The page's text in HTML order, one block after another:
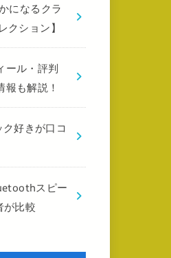
になるクラ
クション】
ール・評判
も解説！
好きが口コ
スピー
が比較